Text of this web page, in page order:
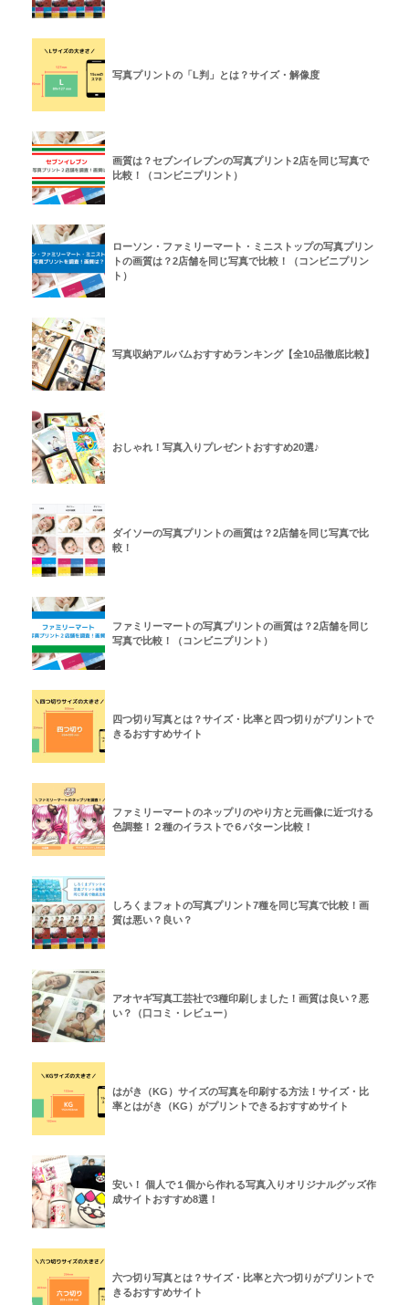
写真プリントの「L判」とは？サイズ・解像度
画質は？セブンイレブンの写真プリント2店を同じ写真で
比較！（コンビニプリント）
ローソン・ファミリーマート・ミニストップの写真プリン
トの画質は？2店舗を同じ写真で比較！（コンビニプリン
ト）
写真収納アルバムおすすめランキング【全10品徹底比較】
おしゃれ！写真入りプレゼントおすすめ20選♪
ダイソーの写真プリントの画質は？2店舗を同じ写真で比
較！
ファミリーマートの写真プリントの画質は？2店舗を同じ
写真で比較！（コンビニプリント）
四つ切り写真とは？サイズ・比率と四つ切りがプリントで
きるおすすめサイト
ファミリーマートのネップリのやり方と元画像に近づける
色調整！２種のイラストで６パターン比較！
しろくまフォトの写真プリント7種を同じ写真で比較！画
質は悪い？良い？
アオヤギ写真工芸社で3種印刷しました！画質は良い？悪
い？（口コミ・レビュー）
はがき（KG）サイズの写真を印刷する方法！サイズ・比
率とはがき（KG）がプリントできるおすすめサイト
安い！ 個人で１個から作れる写真入りオリジナルグッズ作
成サイトおすすめ8選！
六つ切り写真とは？サイズ・比率と六つ切りがプリントで
きるおすすめサイト